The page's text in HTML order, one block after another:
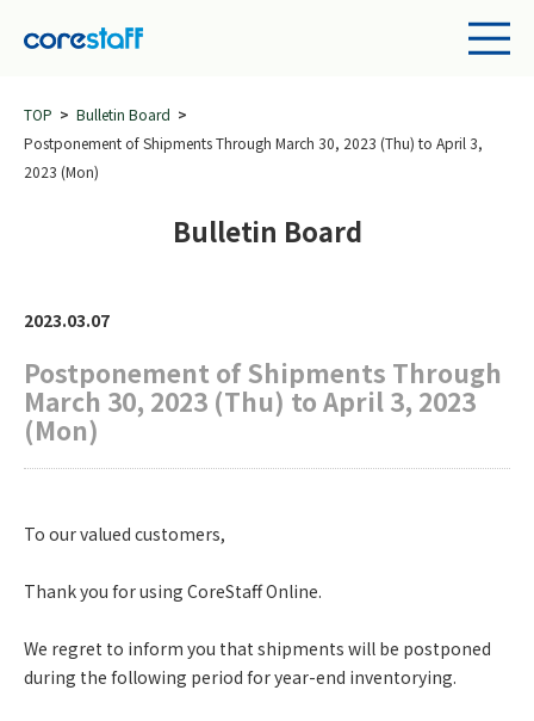
TOP
Bulletin Board
Postponement of Shipments Through March 30, 2023 (Thu) to April 3,
2023 (Mon)
Bulletin Board
2023.03.07
Postponement of Shipments Through
March 30, 2023 (Thu) to April 3, 2023
(Mon)
To our valued customers,
Thank you for using CoreStaff Online.
We regret to inform you that shipments will be postponed
during the following period for year-end inventorying.